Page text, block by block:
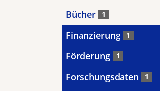
Bücher 1
Finanzierung 1
Förderung 1
Forschungsdaten 1